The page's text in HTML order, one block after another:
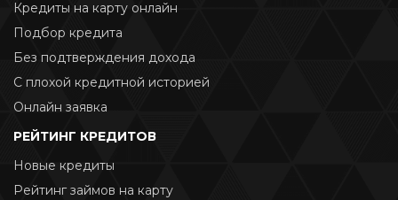
Кредиты на карту онлайн
Подбор кредита
Без подтверждения дохода
С плохой кредитной историей
Онлайн заявка
РЕЙТИНГ КРЕДИТОВ
Новые кредиты
Рейтинг займов на карту